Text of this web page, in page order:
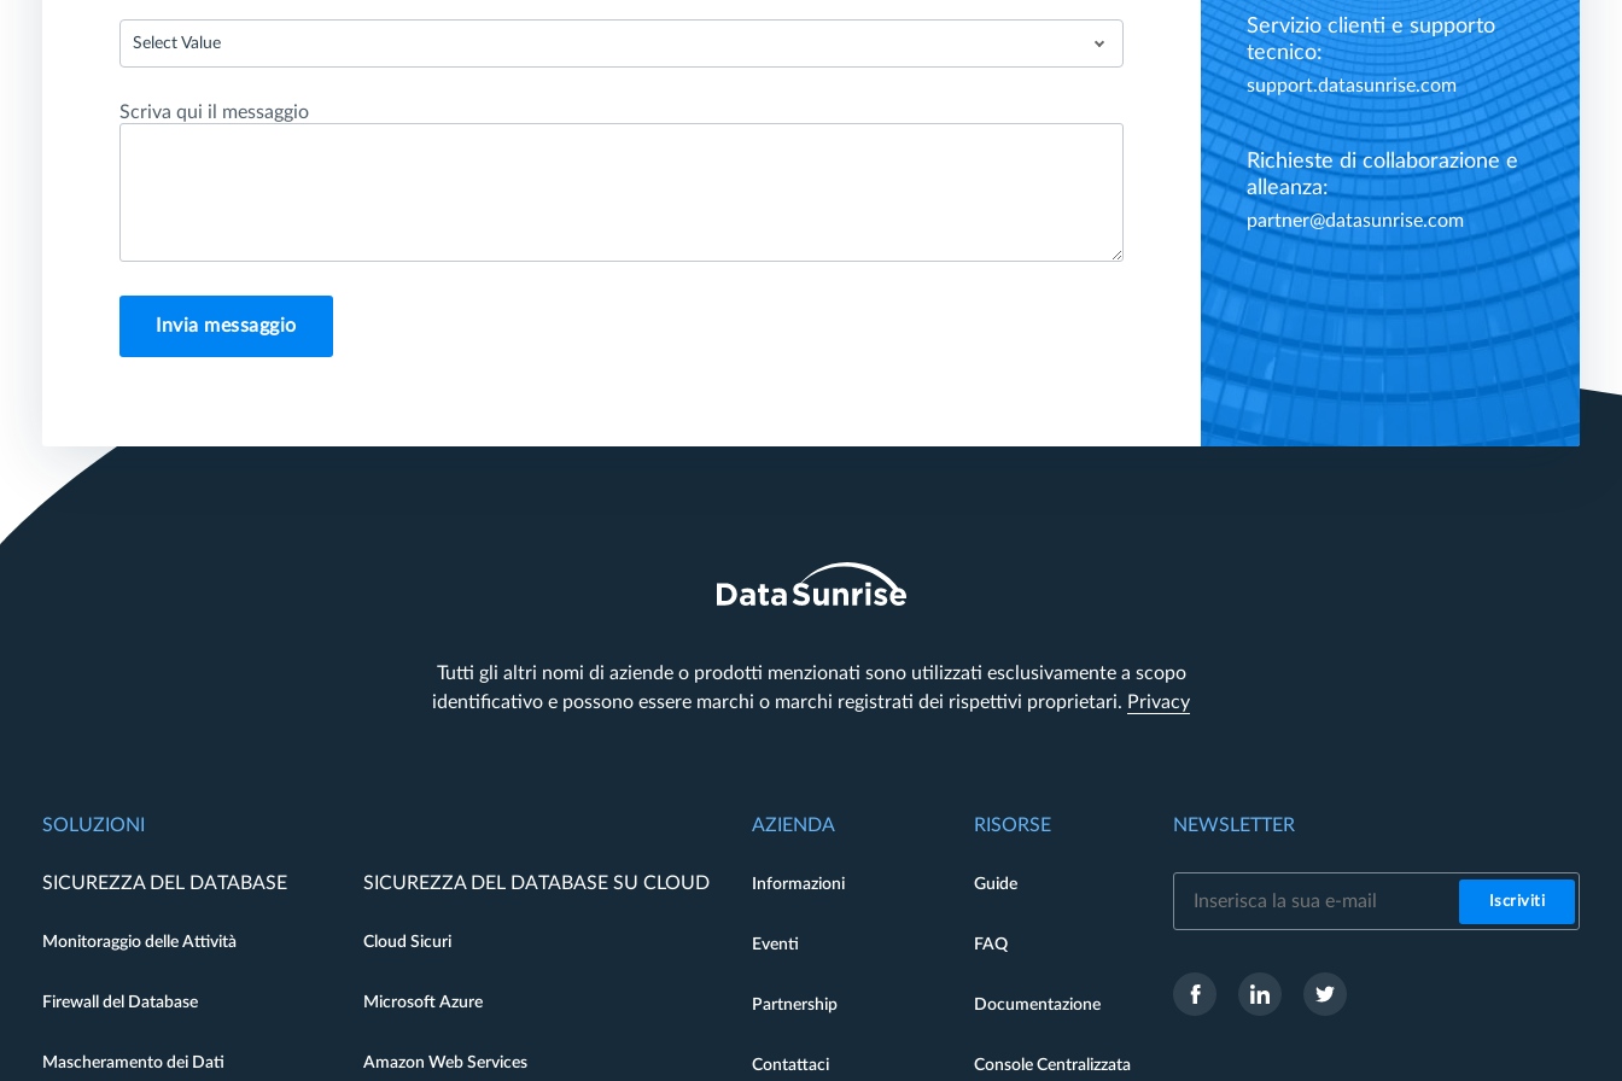
Select Value
Scriva qui il messaggio
Invia messaggio
Servizio clienti e supporto
tecnico:
support.datasunrise.com
Richieste di collaborazione e
alleanza:
partner@datasunrise.com
Tutti gli altri nomi di aziende o prodotti menzionati sono utilizzati esclusivamente a scopo
identificativo e possono essere marchi o marchi registrati dei rispettivi proprietari. Privacy
SOLUZIONI
SICUREZZA DEL DATABASE
Monitoraggio delle Attività
Firewall del Database
Mascheramento dei Dati
SICUREZZA DEL DATABASE SU CLOUD
Cloud Sicuri
Microsoft Azure
Amazon Web Services
AZIENDA
Informazioni
Eventi
Partnership
Contattaci
RISORSE
Guide
FAQ
Documentazione
Console Centralizzata
NEWSLETTER
Iscriviti